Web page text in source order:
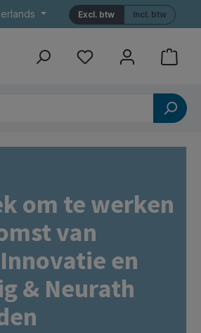
Incl. btw
Excl. btw
Print Referenties
om te werken
van
en
& Neurath